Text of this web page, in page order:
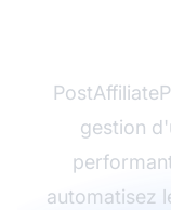
gestion
automatisez